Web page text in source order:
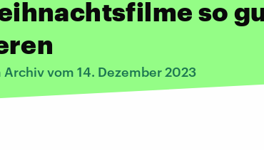
so
vom 14. Dezember 2023